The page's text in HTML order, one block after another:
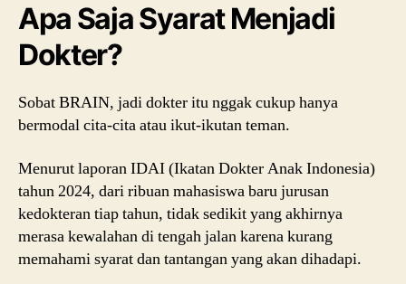
Apa Saja Syarat Menjadi
Dokter?
Sobat BRAIN, jadi dokter itu nggak cukup hanya
bermodal cita-cita atau ikut-ikutan teman.
Menurut laporan IDAI (Ikatan Dokter Anak Indonesia)
tahun 2024, dari ribuan mahasiswa baru jurusan
kedokteran tiap tahun, tidak sedikit yang akhirnya
merasa kewalahan di tengah jalan karena kurang
memahami syarat dan tantangan yang akan dihadapi.